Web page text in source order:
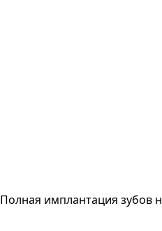
Полная имплантация зубов